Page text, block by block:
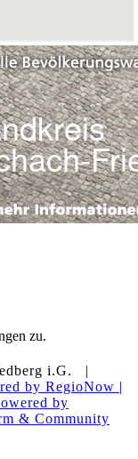
zu.
i.G. |
by RegioNow |
by
& Community